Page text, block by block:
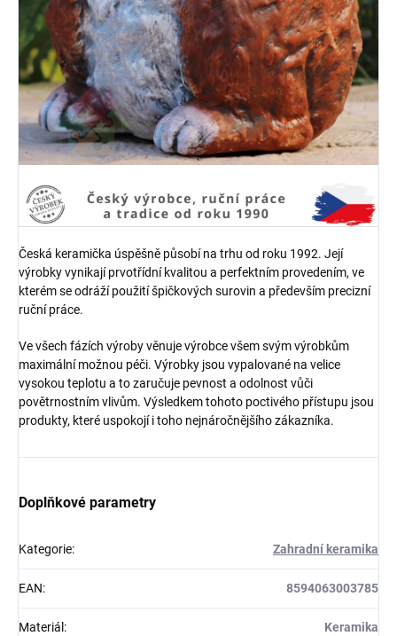
Česká keramička úspěšně působí na trhu od roku 1992. Její
výrobky vynikají prvotřídní kvalitou a perfektním provedením, ve
kterém se odráží použití špičkových surovin a především precizní
ruční práce.
Ve všech fázích výroby věnuje výrobce všem svým výrobkům
maximální možnou péči. Výrobky jsou vypalované na velice
vysokou teplotu a to zaručuje pevnost a odolnost vůči
povětrnostním vlivům. Výsledkem tohoto poctivého přístupu jsou
produkty, které uspokojí i toho nejnáročnějšího zákazníka.
Doplňkové parametry
Kategorie: Zahradní keramika
EAN: 8594063003785
Materiál : Keramika